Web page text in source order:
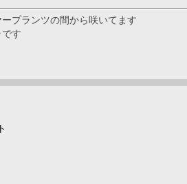
プランツの間から咲いてます
す